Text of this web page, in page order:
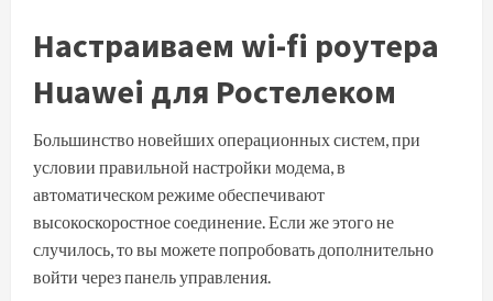
Настраиваем wi-fi роутера
Huawei для Ростелеком
Большинство новейших операционных систем, при
условии правильной настройки модема, в
автоматическом режиме обеспечивают
высокоскоростное соединение. Если же этого не
случилось, то вы можете попробовать дополнительно
войти через панель управления.